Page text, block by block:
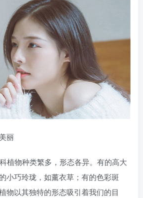
丽
植物种类繁多，形态各异。有的高大
小巧玲珑，如薰衣草；有的色彩斑
物以其独特的形态吸引着我们的目